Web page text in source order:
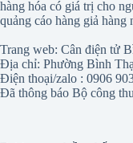
Trang web: Cân điện tử
Điện thoại/zalo : 0906
Đã thông báo Bộ công